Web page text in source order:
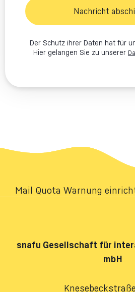
Nachricht
Der Schutz ihrer Daten hat für
Hier gelangen Sie zu unserer
Mail Quota Warnung
snafu Gesellschaft für
mbH